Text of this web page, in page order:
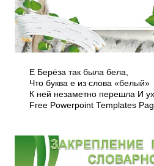
Е Берёза так была бела,
Что буква е из слова «белый»
К ней незаметно перешла И
Free Powerpoint Templates